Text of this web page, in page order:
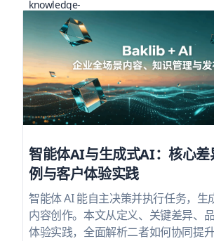
智能体AI与生成式AI：核心差
例与客户体验实践
智能体 AI 能自主决策并执行任务，生
内容创作。本文从定义、关键差异、
体验实践，全面解析二者如何协同提升